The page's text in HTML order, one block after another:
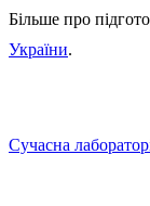
Більше про
України.
Сучасна